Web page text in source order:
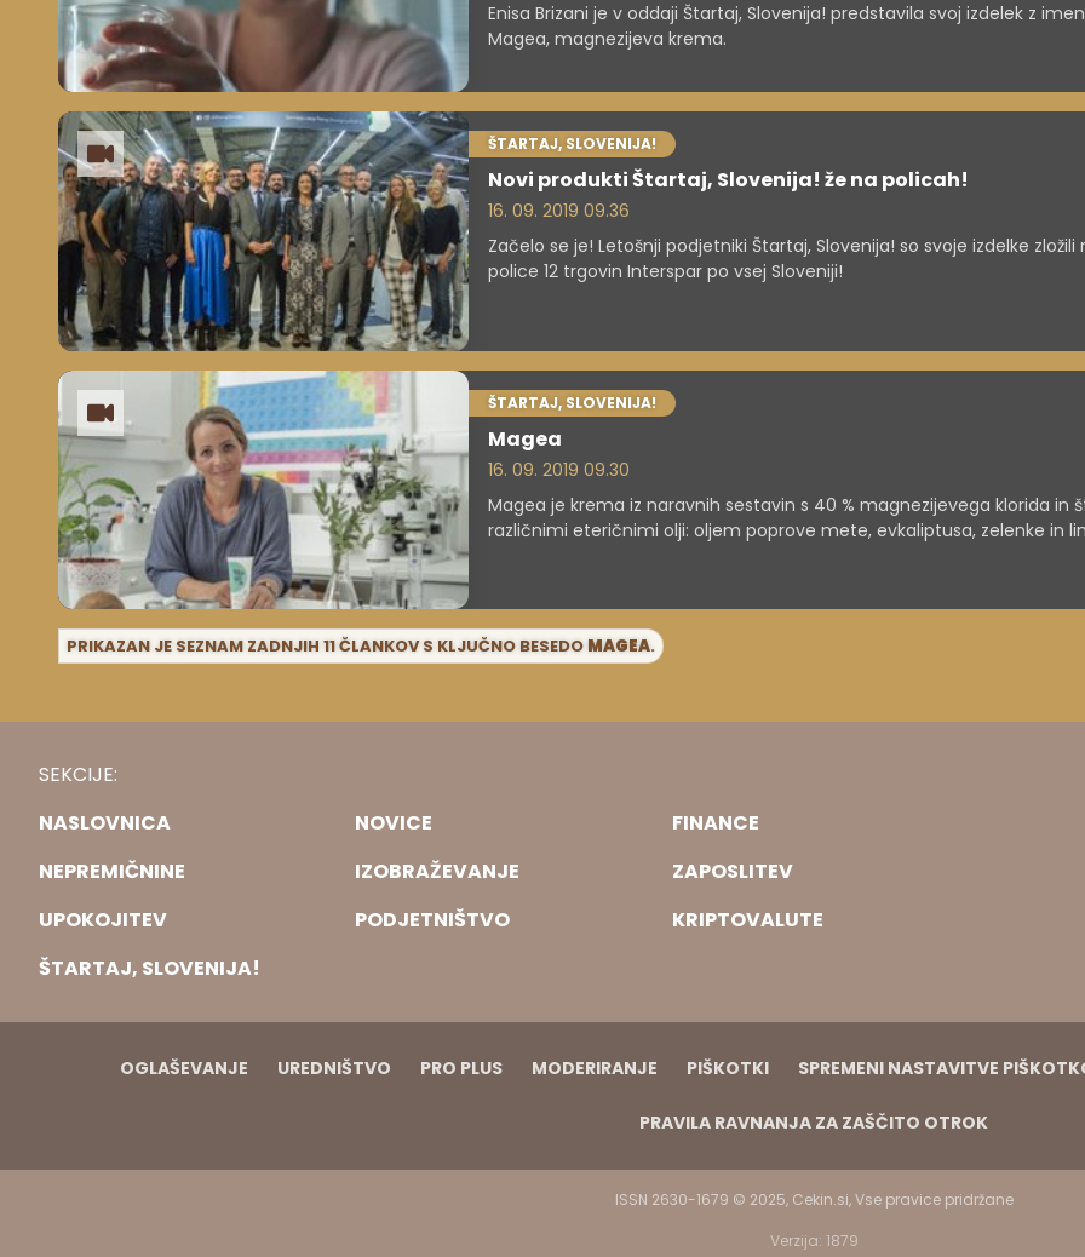
Enisa Brizani je v oddaji Štartaj, Slovenija! predstavila svoj izdelek z
Magea, magnezijeva krema.
ŠTARTAJ, SLOVENIJA!
Novi produkti Štartaj, Slovenija! že na policah!
16. 09. 2019 09.36
Začelo se je! Letošnji podjetniki Štartaj, Slovenija! so svoje izdelke zložili
police 12 trgovin Interspar po vsej Sloveniji!
ŠTARTAJ, SLOVENIJA!
Magea
16. 09. 2019 09.30
Magea je krema iz naravnih sestavin s 40 % magnezijevega klorida in
različnimi eteričnimi olji: oljem poprove mete, evkaliptusa, zelenke in
mišičnimi in menstrualnimi krči ter pomagajo pri nespečnosti,
izčrpanosti.
PRIKAZAN JE SEZNAM ZADNJIH 11 ČLANKOV S KLJUČNO BESEDO MAGEA.
SEKCIJE:
NASLOVNICA
NOVICE
FINANCE
NEPREMIČNINE
IZOBRAŽEVANJE
ZAPOSLITEV
UPOKOJITEV
PODJETNIŠTVO
KRIPTOVALUTE
ŠTARTAJ, SLOVENIJA!
OGLAŠEVANJE UREDNIŠTVO PRO PLUS MODERIRANJE PIŠKOTKI SPREMENI NASTAVITVE
PRAVILA RAVNANJA ZA ZAŠČITO OTROK
ISSN 2630-1679 © 2025, Cekin.si, Vse pravice pridržane
Verzija: 1879